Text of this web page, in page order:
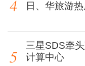
日、华旅游
三星SDS牵
计算中心